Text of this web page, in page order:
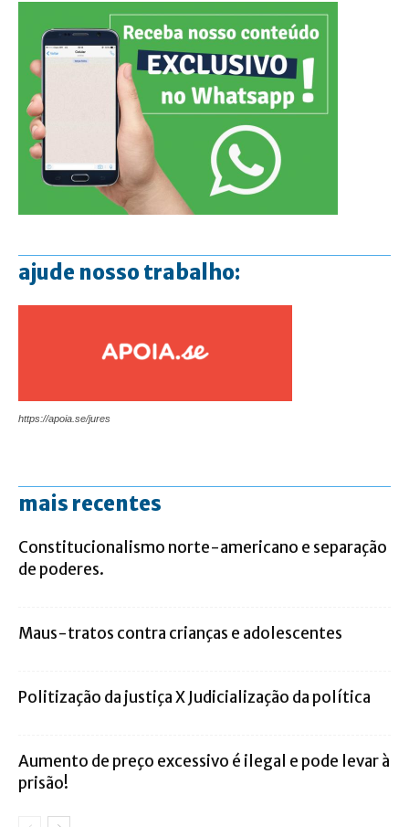
ajude nosso trabalho:
https://apoia.se/jures
mais recentes
Constitucionalismo norte-americano e separação
de poderes.
Maus-tratos contra crianças e adolescentes
Politização da justiça X Judicialização da política
Aumento de preço excessivo é ilegal e pode levar à
prisão!